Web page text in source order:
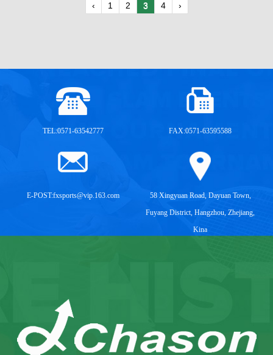
‹ 1 2 3 4 ›
TEL:0571-63542777 FAX:0571-63595588
E-POST:fxsports@vip.163.com
58 Xingyuan Road, Dayuan Town,
Fuyang District, Hangzhou, Zhejiang,
Kina